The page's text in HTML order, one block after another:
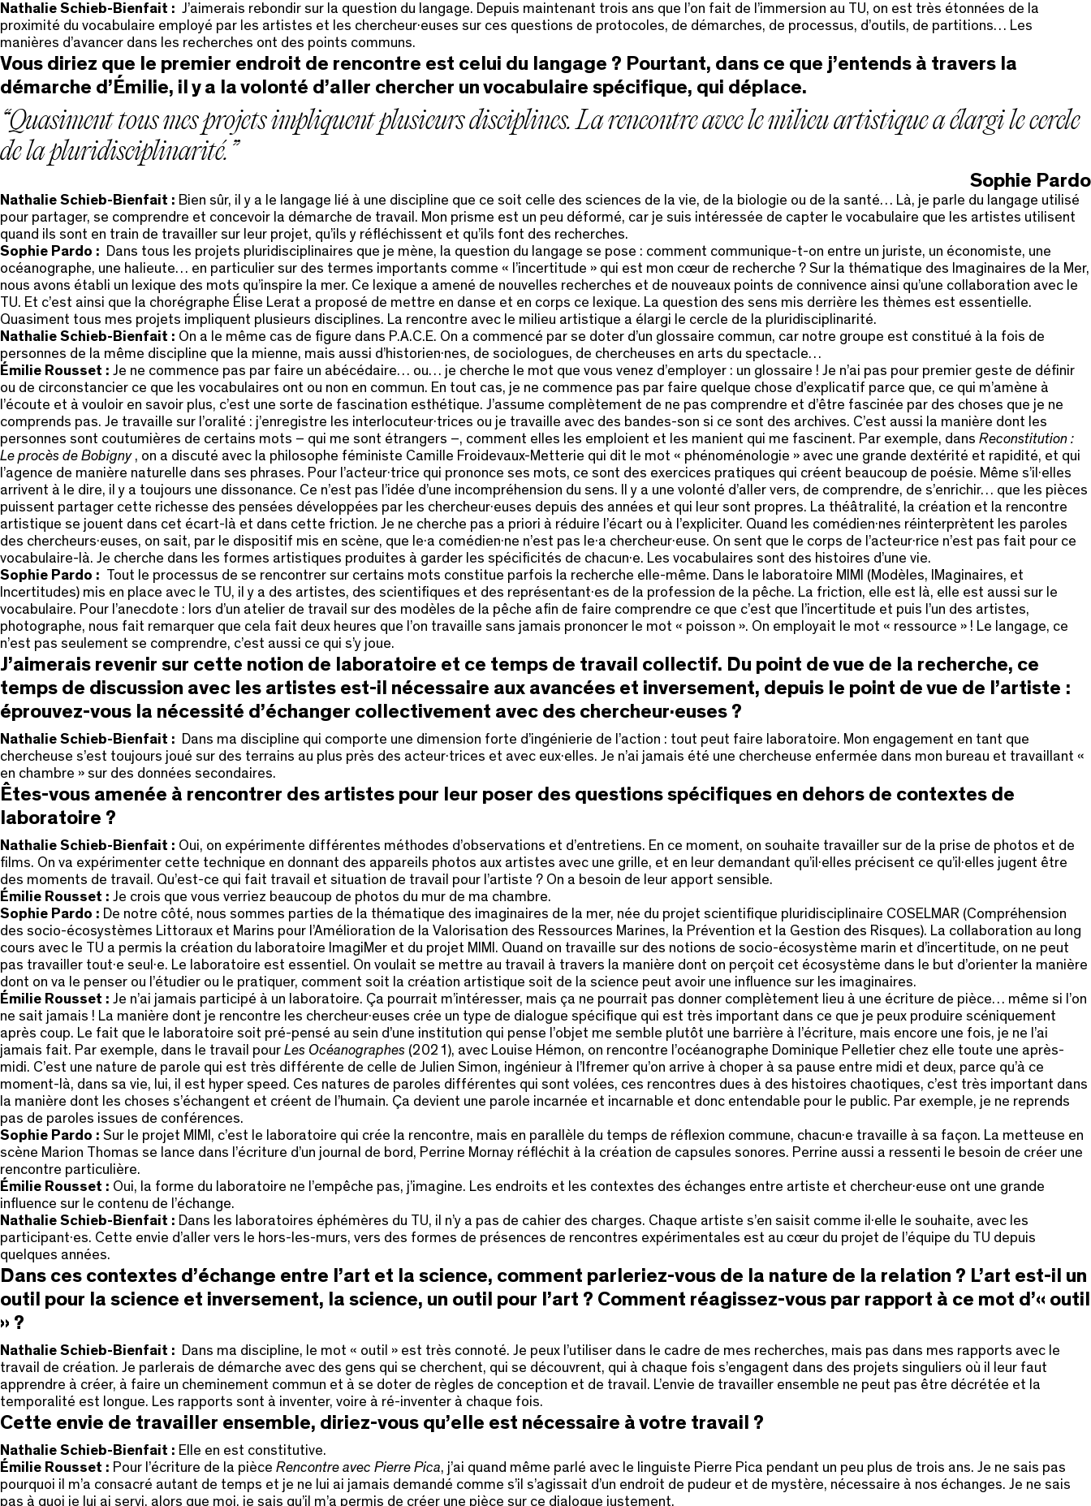
Nathalie Schieb-Bienfait : J’aimerais rebondir sur la question du langage. Depuis maintenant trois ans que l’on fait de l’immersion au TU, on est très étonnées de la
proximité du vocabulaire employé par les artistes et les chercheur·euses sur ces questions de protocoles, de démarches, de processus, d’outils, de partitions… Les
manières d’avancer dans les recherches ont des points communs.
Vous diriez que le premier endroit de rencontre est celui du langage ? Pourtant, dans ce que j’entends à travers la
démarche d’Émilie, il y a la volonté d’aller chercher un vocabulaire spécifique, qui déplace.
Quasiment tous mes projets impliquent plusieurs disciplines. La rencontre avec le milieu artistique a élargi le cercle
de la pluridisciplinarité.
Sophie Pardo
Nathalie Schieb-Bienfait : Bien sûr, il y a le langage lié à une discipline que ce soit celle des sciences de la vie, de la biologie ou de la santé… Là, je parle du langage utilisé
pour partager, se comprendre et concevoir la démarche de travail. Mon prisme est un peu déformé, car je suis intéressée de capter le vocabulaire que les artistes utilisent
quand ils sont en train de travailler sur leur projet, qu’ils y réfléchissent et qu’ils font des recherches.
Sophie Pardo : Dans tous les projets pluridisciplinaires que je mène, la question du langage se pose : comment communique-t-on entre un juriste, un économiste, une
océanographe, une halieute… en particulier sur des termes importants comme « l’incertitude » qui est mon cœur de recherche ? Sur la thématique des Imaginaires de la Mer,
nous avons établi un lexique des mots qu’inspire la mer. Ce lexique a amené de nouvelles recherches et de nouveaux points de connivence ainsi qu’une collaboration avec le
TU. Et c’est ainsi que la chorégraphe Élise Lerat a proposé de mettre en danse et en corps ce lexique. La question des sens mis derrière les thèmes est essentielle.
Quasiment tous mes projets impliquent plusieurs disciplines. La rencontre avec le milieu artistique a élargi le cercle de la pluridisciplinarité.
Nathalie Schieb-Bienfait : On a le même cas de figure dans P.A.C.E. On a commencé par se doter d’un glossaire commun, car notre groupe est constitué à la fois de
personnes de la même discipline que la mienne, mais aussi d’historien·nes, de sociologues, de chercheuses en arts du spectacle…
Émilie Rousset : Je ne commence pas par faire un abécédaire… ou… je cherche le mot que vous venez d’employer : un glossaire ! Je n’ai pas pour premier geste de définir
ou de circonstancier ce que les vocabulaires ont ou non en commun. En tout cas, je ne commence pas par faire quelque chose d’explicatif parce que, ce qui m’amène à
l’écoute et à vouloir en savoir plus, c’est une sorte de fascination esthétique. J’assume complètement de ne pas comprendre et d’être fascinée par des choses que je ne
comprends pas. Je travaille sur l’oralité : j’enregistre les interlocuteur·trices ou je travaille avec des bandes-son si ce sont des archives. C’est aussi la manière dont les
personnes sont coutumières de certains mots – qui me sont étrangers –, comment elles les emploient et les manient qui me fascinent. Par exemple, dans Reconstitution :
Le procès de Bobigny, on a discuté avec la philosophe féministe Camille Froidevaux-Metterie qui dit le mot « phénoménologie » avec une grande dextérité et rapidité, et qui
l’agence de manière naturelle dans ses phrases. Pour l’acteur·trice qui prononce ses mots, ce sont des exercices pratiques qui créent beaucoup de poésie. Même s’il·elles
arrivent à le dire, il y a toujours une dissonance. Ce n’est pas l’idée d’une incompréhension du sens. Il y a une volonté d’aller vers, de comprendre, de s’enrichir… que les pièces
puissent partager cette richesse des pensées développées par les chercheur·euses depuis des années et qui leur sont propres. La théâtralité, la création et la rencontre
artistique se jouent dans cet écart-là et dans cette friction. Je ne cherche pas a priori à réduire l’écart ou à l’expliciter. Quand les comédien·nes réinterprètent les paroles
des chercheurs·euses, on sait, par le dispositif mis en scène, que le·a comédien·ne n’est pas le·a chercheur·euse. On sent que le corps de l’acteur·rice n’est pas fait pour ce
vocabulaire-là. Je cherche dans les formes artistiques produites à garder les spécificités de chacun·e. Les vocabulaires sont des histoires d’une vie.
Sophie Pardo : Tout le processus de se rencontrer sur certains mots constitue parfois la recherche elle-même. Dans le laboratoire MIMI (Modèles, IMaginaires, et
Incertitudes) mis en place avec le TU, il y a des artistes, des scientifiques et des représentant·es de la profession de la pêche. La friction, elle est là, elle est aussi sur le
vocabulaire. Pour l’anecdote : lors d’un atelier de travail sur des modèles de la pêche afin de faire comprendre ce que c’est que l’incertitude et puis l’un des artistes,
photographe, nous fait remarquer que cela fait deux heures que l’on travaille sans jamais prononcer le mot « poisson ». On employait le mot « ressource » ! Le langage, ce
n’est pas seulement se comprendre, c’est aussi ce qui s’y joue.
J’aimerais revenir sur cette notion de laboratoire et ce temps de travail collectif. Du point de vue de la recherche, ce
temps de discussion avec les artistes est-il nécessaire aux avancées et inversement, depuis le point de vue de l’artiste :
éprouvez-vous la nécessité d’échanger collectivement avec des chercheur·euses ?
Nathalie Schieb-Bienfait :
Dans ma discipline qui comporte une dimension forte d’ingénierie de l’action : tout peut faire laboratoire. Mon engagement en tant que
chercheuse s’est toujours joué sur des terrains au plus près des acteur·trices et avec eux·elles. Je n’ai jamais été une chercheuse enfermée dans mon bureau et travaillant «
en chambre » sur des données secondaires.
Êtes-vous amenée à rencontrer des artistes pour leur poser des questions spécifiques en dehors de contextes de
laboratoire ?
Nathalie Schieb-Bienfait : Oui, on expérimente différentes méthodes d’observations et d’entretiens. En ce moment, on souhaite travailler sur de la prise de photos et de
films. On va expérimenter cette technique en donnant des appareils photos aux artistes avec une grille, et en leur demandant qu’il·elles précisent ce qu’il·elles jugent être
des moments de travail. Qu’est-ce qui fait travail et situation de travail pour l’artiste ? On a besoin de leur apport sensible.
Émilie Rousset : Je crois que vous verriez beaucoup de photos du mur de ma chambre.
Sophie Pardo : De notre côté, nous sommes parties de la thématique des imaginaires de la mer, née du projet scientifique pluridisciplinaire COSELMAR (Compréhension
des socio-écosystèmes Littoraux et Marins pour l’Amélioration de la Valorisation des Ressources Marines, la Prévention et la Gestion des Risques). La collaboration au long
cours avec le TU a permis la création du laboratoire ImagiMer et du projet MIMI. Quand on travaille sur des notions de socio-écosystème marin et d’incertitude, on ne peut
pas travailler tout·e seul·e. Le laboratoire est essentiel. On voulait se mettre au travail à travers la manière dont on perçoit cet écosystème dans le but d’orienter la manière
dont on va le penser ou l’étudier ou le pratiquer, comment soit la création artistique soit de la science peut avoir une influence sur les imaginaires.
Émilie Rousset : Je n’ai jamais participé à un laboratoire. Ça pourrait m’intéresser, mais ça ne pourrait pas donner complètement lieu à une écriture de pièce… même si l’on
ne sait jamais ! La manière dont je rencontre les chercheur·euses crée un type de dialogue spécifique qui est très important dans ce que je peux produire scéniquement
après coup. Le fait que le laboratoire soit pré-pensé au sein d’une institution qui pense l’objet me semble plutôt une barrière à l’écriture, mais encore une fois, je ne l’ai
jamais fait. Par exemple, dans le travail pour Les Océanographes (2021), avec Louise Hémon, on rencontre l’océanographe Dominique Pelletier chez elle toute une après-
midi. C’est une nature de parole qui est très différente de celle de Julien Simon, ingénieur à l’Ifremer qu’on arrive à choper à sa pause entre midi et deux, parce qu’à ce
moment-là, dans sa vie, lui, il est hyper speed. Ces natures de paroles différentes qui sont volées, ces rencontres dues à des histoires chaotiques, c’est très important dans
la manière dont les choses s’échangent et créent de l’humain. Ça devient une parole incarnée et incarnable et donc entendable pour le public. Par exemple, je ne reprends
pas de paroles issues de conférences.
Sophie Pardo : Sur le projet MIMI, c’est le laboratoire qui crée la rencontre, mais en parallèle du temps de réflexion commune, chacun·e travaille à sa façon. La metteuse en
scène Marion Thomas se lance dans l’écriture d’un journal de bord, Perrine Mornay réfléchit à la création de capsules sonores. Perrine aussi a ressenti le besoin de créer une
rencontre particulière.
Émilie Rousset : Oui, la forme du laboratoire ne l’empêche pas, j’imagine. Les endroits et les contextes des échanges entre artiste et chercheur·euse ont une grande
influence sur le contenu de l’échange.
Nathalie Schieb-Bienfait : Dans les laboratoires éphémères du TU, il n’y a pas de cahier des charges. Chaque artiste s’en saisit comme il·elle le souhaite, avec les
participant·es. Cette envie d’aller vers le hors-les-murs, vers des formes de présences de rencontres expérimentales est au cœur du projet de l’équipe du TU depuis
quelques années.
Dans ces contextes d’échange entre l’art et la science, comment parleriez-vous de la nature de la relation ? L’art est-il un
outil pour la science et inversement, la science, un outil pour l’art ? Comment réagissez-vous par rapport à ce mot d’« outil
» ?
Nathalie Schieb-Bienfait :
Dans ma discipline, le mot « outil » est très connoté. Je peux l’utiliser dans le cadre de mes recherches, mais pas dans mes rapports avec le
travail de création. Je parlerais de démarche avec des gens qui se cherchent, qui se découvrent, qui à chaque fois s’engagent dans des projets singuliers où il leur faut
apprendre à créer, à faire un cheminement commun et à se doter de règles de conception et de travail. L’envie de travailler ensemble ne peut pas être décrétée et la
temporalité est longue. Les rapports sont à inventer, voire à ré-inventer à chaque fois.
Cette envie de travailler ensemble, diriez-vous qu’elle est nécessaire à votre travail ?
Nathalie Schieb-Bienfait : Elle en est constitutive.
Émilie Rousset : Pour l’écriture de la pièce Rencontre avec Pierre Pica, j’ai quand même parlé avec le linguiste Pierre Pica pendant un peu plus de trois ans. Je ne sais pas
pourquoi il m’a consacré autant de temps et je ne lui ai jamais demandé comme s’il s’agissait d’un endroit de pudeur et de mystère, nécessaire à nos échanges. Je ne sais
pas à quoi je lui ai servi, alors que moi, je sais qu’il m’a permis de créer une pièce sur ce dialogue justement.